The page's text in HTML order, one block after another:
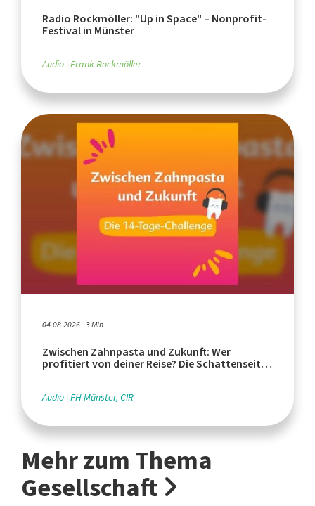
Radio Rockmöller: "Up in Space" – Nonprofit-
Festival in Münster
Audio Frank Rockmöller
04.08.2026 - 3 Min.
Zwischen Zahnpasta und Zukunft: Wer
profitiert von deiner Reise? Die Schattenseiten
Audio FH Münster, CIR
Mehr zum Thema
Gesellschaft